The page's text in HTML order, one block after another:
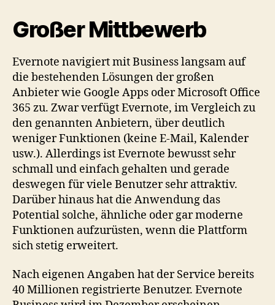
Großer Mittbewerb
Evernote navigiert mit Business langsam auf
die bestehenden Lösungen der großen
Anbieter wie Google Apps oder Microsoft Office
365 zu. Zwar verfügt Evernote, im Vergleich zu
den genannten Anbietern, über deutlich
weniger Funktionen (keine E-Mail, Kalender
usw.). Allerdings ist Evernote bewusst sehr
schmall und einfach gehalten und gerade
deswegen für viele Benutzer sehr attraktiv.
Darüber hinaus hat die Anwendung das
Potential solche, ähnliche oder gar moderne
Funktionen aufzurüsten, wenn die Plattform
sich stetig erweitert.
Nach eigenen Angaben hat der Service bereits
40 Millionen registrierte Benutzer. Evernote